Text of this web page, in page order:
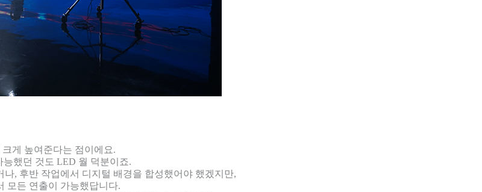
게 높여준다는 점이에요.
했던 것도 LED 월 덕분이죠.
, 후반 작업에서 디지털 배경을 합성했어야 했겠지만,
모든 연출이 가능했답니다.